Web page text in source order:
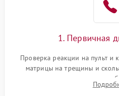
1. Первичная
Проверка реакции на пульт и
матрицы на трещины и
подсветки и индикаторов
источников сигнала для